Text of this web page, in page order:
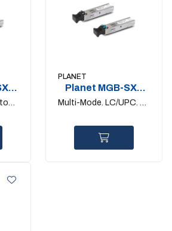
PLANET
Planet MGB-SX2
1Gigabit SFP
Multi-Mode. LC/UPC. up